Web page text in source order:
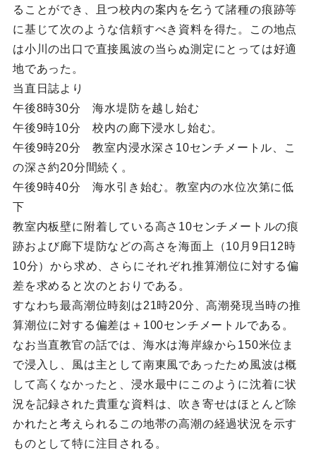
ることができ、且つ校内の案内を乞うて諸種の痕跡等
に基じて次のような信頼すべき資料を得た。この地点
は小川の出口で直接風波の当らぬ測定にとっては好適
地であった。
当直日誌より
午後8時30分 海水堤防を越し始む
午後9時10分 校内の廊下浸水し始む。
午後9時20分 教室内浸水深さ10センチメートル、こ
の深さ約20分間続く。
午後9時40分 海水引き始む。教室内の水位次第に低
下
教室内板壁に附着している高さ10センチメートルの痕
跡および廊下堤防などの高さを海面上（10月9日12時
10分）から求め、さらにそれぞれ推算潮位に対する偏
差を求めると次のとおりである。
すなわち最高潮位時刻は21時20分、高潮発現当時の推
算潮位に対する偏差は＋100センチメートルである。
なお当直教官の話では、海水は海岸線から150米位ま
で浸入し、風は主として南東風であったため風波は概
して高くなかったと、浸水最中にこのように沈着に状
況を記録された貴重な資料は、吹き寄せはほとんど除
かれたと考えられるこの地帯の高潮の経過状況を示す
ものとして特に注目される。